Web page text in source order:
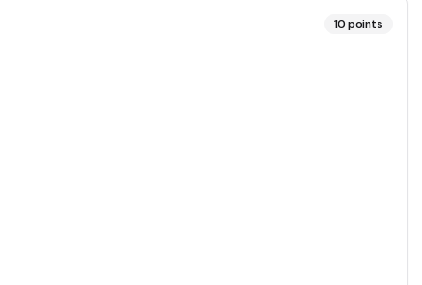
10 points